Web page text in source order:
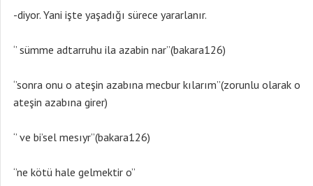
-diyor. Yani işte yaşadığı sürece yararlanır.
‘’ sümme adtarruhu ila azabin nar’’(bakara126)
‘’sonra onu o ateşin azabına mecbur kılarım’’(zorunlu olarak o
ateşin azabına girer)
‘’ ve bi’sel mesıyr’’(bakara126)
‘’ne kötü hale gelmektir o’’